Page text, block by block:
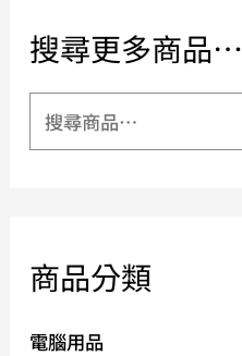
搜尋更多商品…
商品分類
電腦用品